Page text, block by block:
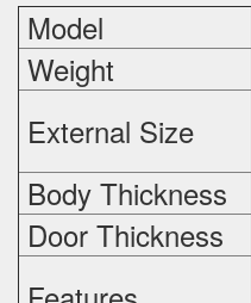
Model
Weight
External Size
Body Thickness
Door Thickness